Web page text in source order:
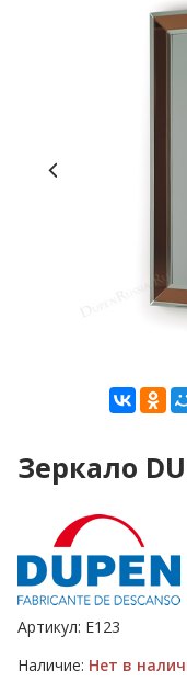
Зеркало
Артикул: Е123
Наличие: Нет в